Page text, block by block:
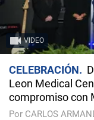
VIDEO
CELEBRACIÓN
Leon Medical
compromiso con
Por CARLOS